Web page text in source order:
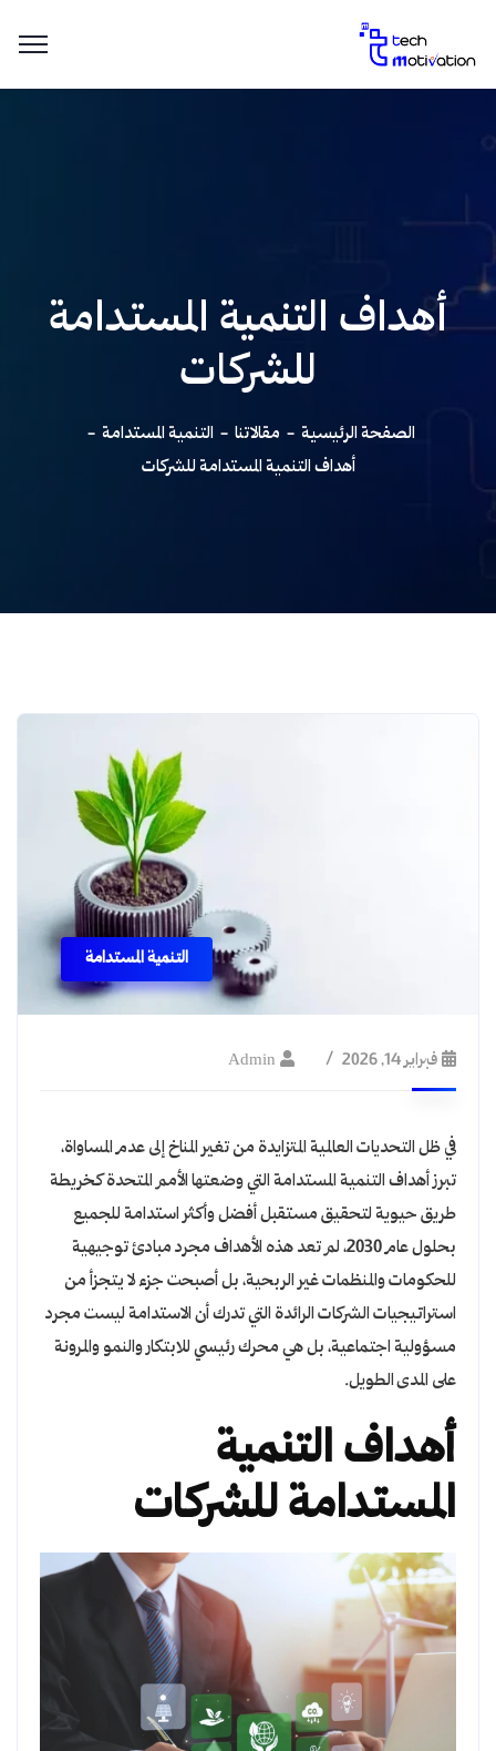
أهداف التنمية المستدامة
للشركات
الصفحة الرئيسية مقالاتنا
التنمية المستدامة
أهداف التنمية المستدامة للشركات
التنمية المستدامة
فبراير 14, 2026 Admin
في ظل التحديات العالمية المتزايدة من تغير المناخ إلى عدم المساواة،
تبرز أهداف التنمية المستدامة التي وضعتها الأمم المتحدة كخريطة
طريق حيوية لتحقيق مستقبل أفضل وأكثر استدامة للجميع
بحلول عام 2030، لم تعد هذه الأهداف مجرد مبادئ توجيهية
للحكومات والمنظمات غير الربحية، بل أصبحت جزء لا يتجزأ من
استراتيجيات الشركات الرائدة التي تدرك أن الاستدامة ليست مجرد
مسؤولية اجتماعية، بل هي محرك رئيسي للابتكار والنمو والمرونة
على المدى الطويل.
أهداف التنمية
المستدامة للشركات